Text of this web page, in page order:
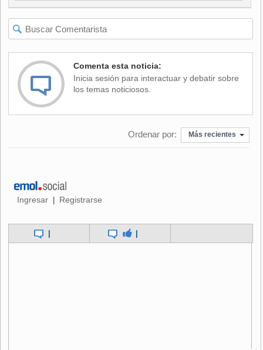
de Estado en ejercicio por el viaje de la Mandataria Dilma
Rousseff a Rusia para participar en la VII Cumbre de los
Brics, el foro integrado por Brasil, Rusia, India, China y
Comenta esta noticia:
Inicia sesión para interactuar y debatir sobre
los temas noticiosos.
Ordenar por: Más recientes
Ingresar Registrarse